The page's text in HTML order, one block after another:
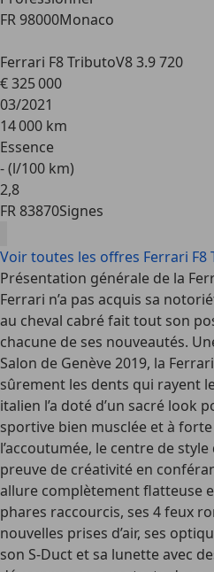
FR 98000Monaco
Ferrari F8 TributoV8 3.9 720
€ 325 000
03/2021
14 000 km
Essence
- (l/100 km)
2,8
FR 83870Signes
Voir toutes les offres Ferrari F8
Présentation générale de la
Ferrari n’a pas acquis sa
au cheval cabré fait tout son
chacune de ses nouveautés.
Salon de Genève 2019, la
sûrement les dents qui rayent
italien l’a doté d’un sacré look
sportive bien musclée et à
l’accoutumée, le centre de
preuve de créativité en
allure complètement flatteuse
phares raccourcis, ses 4 feux
nouvelles prises d’air, ses
son S-Duct et sa lunette avec